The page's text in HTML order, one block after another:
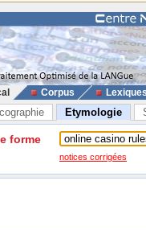
Corpus
Etymologie
forme
notices corrigées